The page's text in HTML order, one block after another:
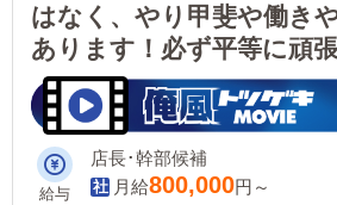
はなく、やり甲斐や働き
あります！必ず平等に頑
功序列など一切なし！
給与
店長･幹部候補
月給800,000円～